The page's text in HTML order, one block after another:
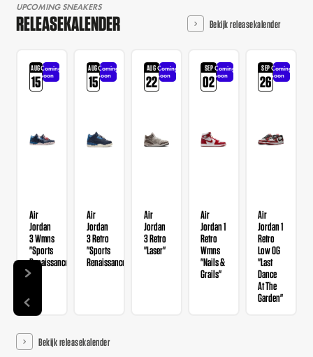
UPCOMING SNEAKERS
RELEASEKALENDER Bekijk releasekalender
AUG
15
Coming
soon
Air
Jordan
3 Wmns
"Sports
Renaissance"
AUG
15
Coming
soon
Air
Jordan
3 Retro
"Sports
Renaissance"
AUG
22
Coming
soon
Air
Jordan
3 Retro
"Laser"
SEP
02
Coming
soon
Air
Jordan 1
Retro
Wmns
"Nails &
Grails"
SEP
26
Coming
soon
Air
Jordan 1
Retro
Low OG
"Last
Dance
At The
Garden"
Bekijk releasekalender